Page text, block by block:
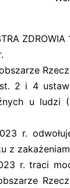
ZDROWIA
2 i 4
u
r.
z
r. traci